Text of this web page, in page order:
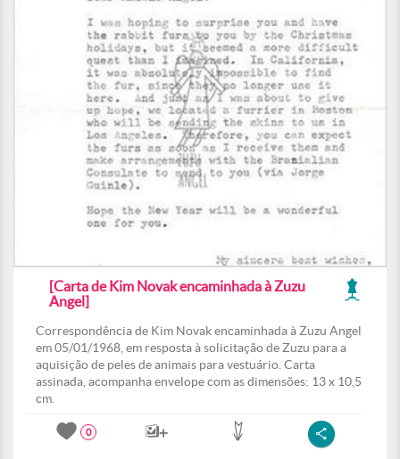
[Carta de Kim Novak encaminhada à Zuzu
Angel]
Correspondência de Kim Novak encaminhada à Zuzu Angel
em 05/01/1968, em resposta à solicitação de Zuzu para a
aquisição de peles de animais para vestuário. Carta
assinada, acompanha envelope com as dimensões: 13 x 10,5
cm.
0